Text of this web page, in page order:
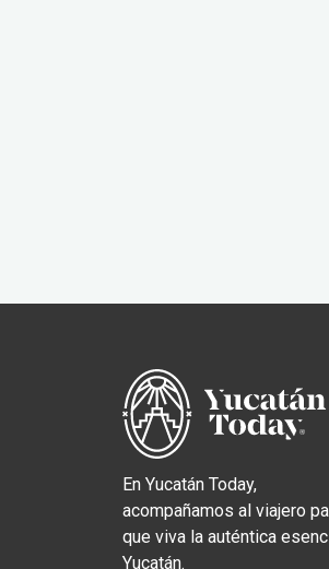
En Yucatán Today,
acompañamos al viajero
que viva la auténtica
Yucatán.